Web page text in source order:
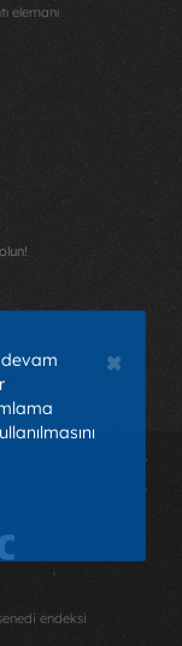
elemanı
endeksi
×